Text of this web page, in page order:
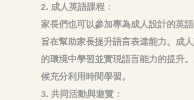
2. 成人英語課程：
家長們也可以參加專為成人設計的英
旨在幫助家長提升語言表達能力。成
的環境中學習並實現語言能力的提升
候充分利用時間學習。
3. 共同活動與遊覽：